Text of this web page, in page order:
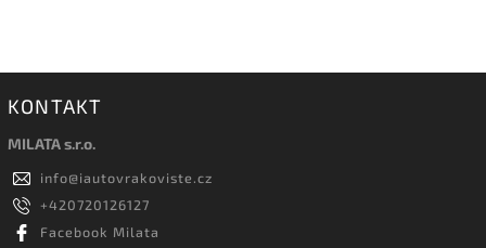
KONTAKT
MILATA s.r.o.
info@iautovrakoviste.cz
+420720126127
Facebook Milata